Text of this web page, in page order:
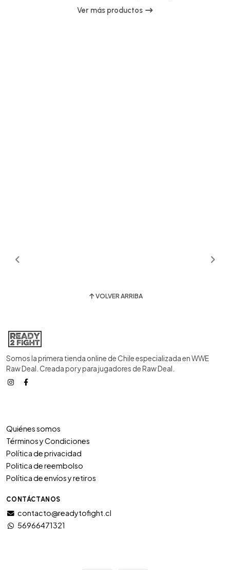
Ver más productos
VOLVER ARRIBA
Somos la primera tienda online de Chile especializada en WWE
Raw Deal. Creada por y para jugadores de Raw Deal.
Quiénes somos
Términos y Condiciones
Política de privacidad
Politica de reembolso
Política de envíos y retiros
CONTÁCTANOS
contacto@readytofight.cl
56966471321